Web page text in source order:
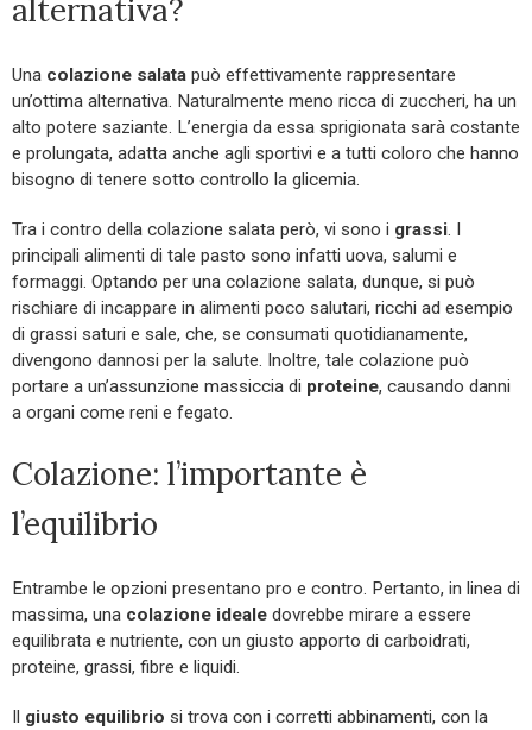
alternativa?
Una colazione salata può effettivamente rappresentare
un’ottima alternativa. Naturalmente meno ricca di zuccheri, ha un
alto potere saziante. L’energia da essa sprigionata sarà costante
e prolungata, adatta anche agli sportivi e a tutti coloro che hanno
bisogno di tenere sotto controllo la glicemia.
Tra i contro della colazione salata però, vi sono i grassi. I
principali alimenti di tale pasto sono infatti uova, salumi e
formaggi. Optando per una colazione salata, dunque, si può
rischiare di incappare in alimenti poco salutari, ricchi ad esempio
di grassi saturi e sale, che, se consumati quotidianamente,
divengono dannosi per la salute. Inoltre, tale colazione può
portare a un’assunzione massiccia di proteine, causando danni
a organi come reni e fegato.
Colazione: l’importante è
l’equilibrio
Entrambe le opzioni presentano pro e contro. Pertanto, in linea di
massima, una colazione ideale dovrebbe mirare a essere
equilibrata e nutriente, con un giusto apporto di carboidrati,
proteine, grassi, fibre e liquidi.
Il giusto equilibrio si trova con i corretti abbinamenti, con la